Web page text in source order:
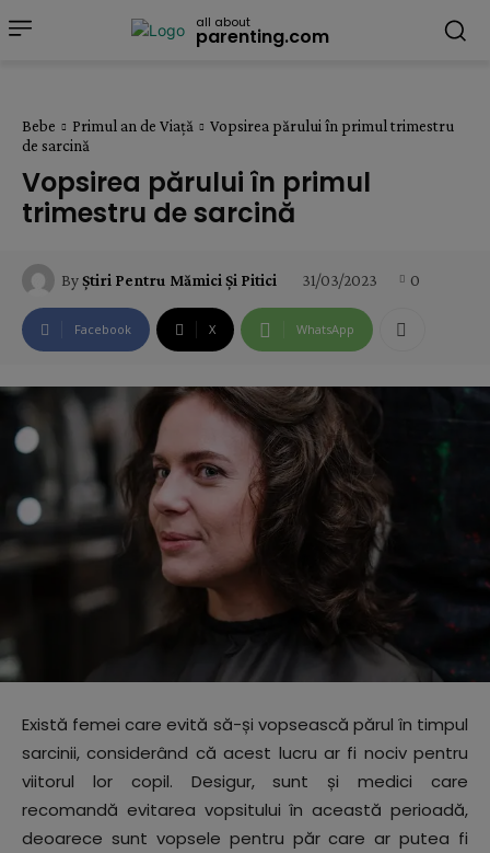
all about
parenting.com
Bebe Primul an de Viață
Vopsirea părului în primul trimestru
de sarcină
Vopsirea părului în primul
trimestru de sarcină
ByȘtiri Pentru Mămici Și Pitici 31/03/2023 0
Facebook X WhatsApp
Există femei care evită să-și vopsească părul în timpul
sarcinii, considerând că acest lucru ar fi nociv pentru
viitorul lor copil. Desigur, sunt și medici care
recomandă evitarea vopsitului în această perioadă,
deoarece sunt vopsele pentru păr care ar putea fi